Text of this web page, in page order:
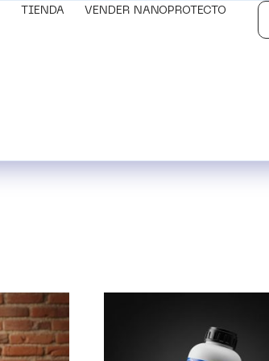
TIENDA VENDER NANOPROTECTO